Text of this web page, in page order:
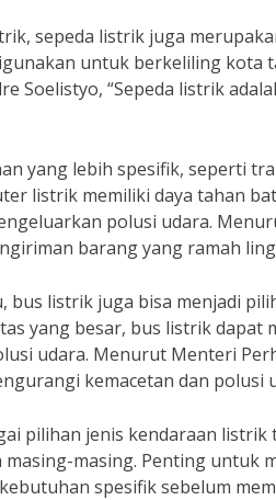
sepeda listrik juga
untuk berkeliling kota
Soelistyo, “Sepeda listrik
yang lebih spesifik, seperti
listrik memiliki daya tahan
polusi udara.
barang yang ramah
bus listrik juga bisa menjadi
yang besar, bus listrik
udara. Menurut Menteri
kemacetan dan polusi
pilihan jenis kendaraan
masing. Penting
spesifik sebelum